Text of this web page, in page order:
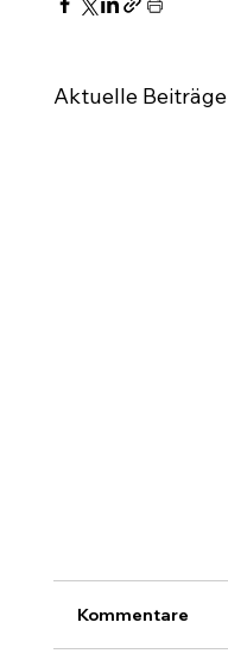
Aktuelle Beiträge
Kommentare